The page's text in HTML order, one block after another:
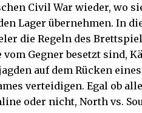
Civil War wieder, wo
Lager übernehmen. In
die Regeln des
Gegner besetzt sind,
auf dem Rücken
verteidigen. Egal ob
oder nicht, North vs.